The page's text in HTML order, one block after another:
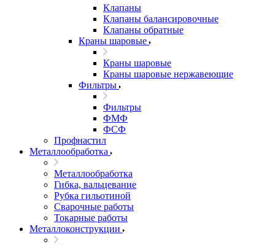
Клапаны
Клапаны балансировочные
Клапаны обратные
Краны шаровые
Краны шаровые
Краны шаровые нержавеющие
Фильтры
Фильтры
ФМФ
ФСФ
Профнастил
Металлообработка
Металлообработка
Гибка, вальцевание
Рубка гильотиной
Сварочные работы
Токарные работы
Металлоконструкции